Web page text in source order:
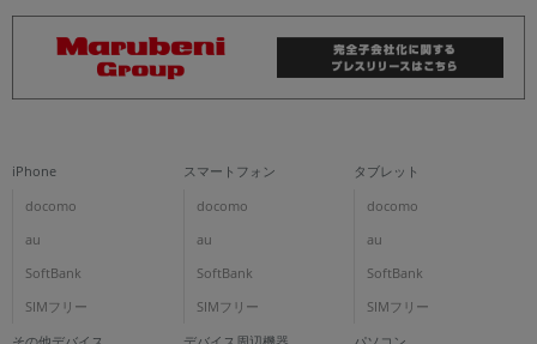
iPhone
docomo
au
SoftBank
SIMフリー
スマートフォン
docomo
au
SoftBank
SIMフリー
タブレット
docomo
au
SoftBank
SIMフリー